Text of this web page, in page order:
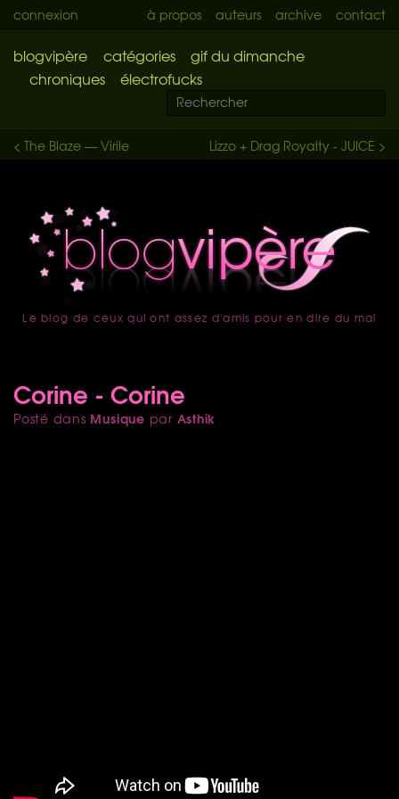
connexion à propos auteurs archive contact
blogvipère catégories
gif du dimanche
chroniques
électrofucks
Lizzo + Drag Royalty - JUICE >
< The Blaze — Virile
accueil
Le blog de ceux qui ont assez d'amis pour en dire du mal
Corine - Corine
Posté dans Musique par Asthik